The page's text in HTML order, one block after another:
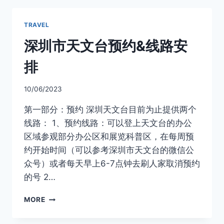
TRAVEL
深圳市天文台预约&线路安
排
10/06/2023
第一部分：预约 深圳天文台目前为止提供两个
线路： 1、预约线路：可以登上天文台的办公
区域参观部分办公区和展览科普区，在每周预
约开始时间（可以参考深圳市天文台的微信公
众号）或者每天早上6-7点钟去刷人家取消预约
的号 2…
MORE深